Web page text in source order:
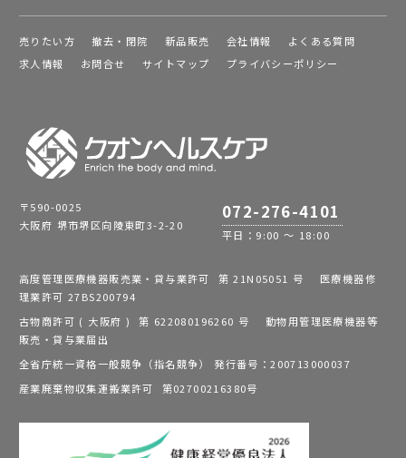
売りたい方 撤去・閉院 新品販売 会社情報
よくある質問
求人情報
お問合せ サイトマップ プライバシーポリシー
〒590-0025
大阪府 堺市堺区向陵東町3-2-20
072-276-4101
平日：9:00 ～ 18:00
高度管理医療機器販売業・貸与業許可 第 21N05051 号 医療機器修
理業許可 27BS200794
古物商許可 ( 大阪府 ) 第 622080196260 号 動物用管理医療機器等
販売・貸与業届出
全省庁統一資格一般競争（指名競争） 発行番号：200713000037
産業廃棄物収集運搬業許可 第02700216380号